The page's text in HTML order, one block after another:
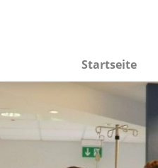
Startseite